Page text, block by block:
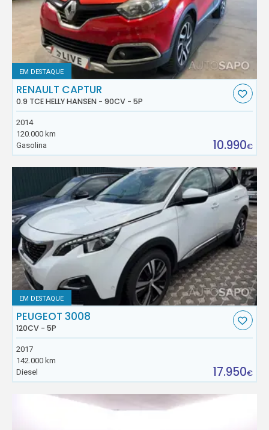
EM DESTAQUE
RENAULT CAPTUR
0.9 TCE HELLY HANSEN - 90CV - 5P
2014
120.000 km
Gasolina
10.990€
EM DESTAQUE
PEUGEOT 3008
120CV - 5P
2017
142.000 km
Diesel
17.950€